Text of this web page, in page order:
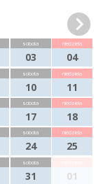
sobota
03
niedziela
04
sobota
10
niedziela
11
sobota
17
niedziela
18
sobota
24
niedziela
25
sobota
31 01